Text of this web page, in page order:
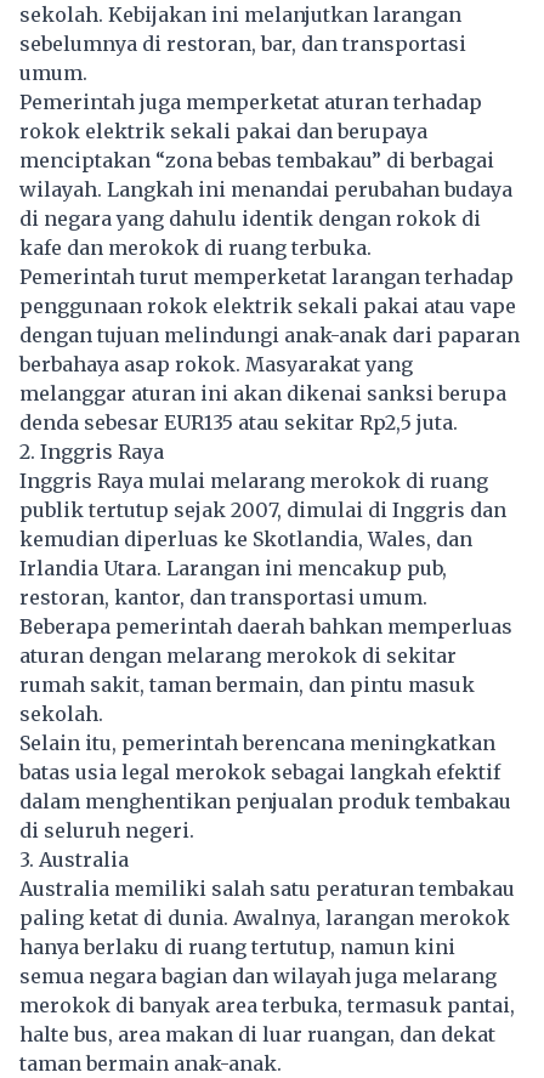
sekolah. Kebijakan ini melanjutkan larangan
sebelumnya di restoran, bar, dan transportasi
umum.
Pemerintah juga memperketat aturan terhadap
rokok elektrik sekali pakai dan berupaya
menciptakan “zona bebas tembakau” di berbagai
wilayah. Langkah ini menandai perubahan budaya
di negara yang dahulu identik dengan rokok di
kafe dan merokok di ruang terbuka.
Pemerintah turut memperketat larangan terhadap
penggunaan rokok elektrik sekali pakai atau vape
dengan tujuan melindungi anak-anak dari paparan
berbahaya asap rokok. Masyarakat yang
melanggar aturan ini akan dikenai sanksi berupa
denda sebesar EUR135 atau sekitar Rp2,5 juta.
2. Inggris Raya
Inggris Raya mulai melarang merokok di ruang
publik tertutup sejak 2007, dimulai di Inggris dan
kemudian diperluas ke Skotlandia, Wales, dan
Irlandia Utara. Larangan ini mencakup pub,
restoran, kantor, dan transportasi umum.
Beberapa pemerintah daerah bahkan memperluas
aturan dengan melarang merokok di sekitar
rumah sakit, taman bermain, dan pintu masuk
sekolah.
Selain itu, pemerintah berencana meningkatkan
batas usia legal merokok sebagai langkah efektif
dalam menghentikan penjualan produk tembakau
di seluruh negeri.
3. Australia
Australia memiliki salah satu peraturan tembakau
paling ketat di dunia. Awalnya, larangan merokok
hanya berlaku di ruang tertutup, namun kini
semua negara bagian dan wilayah juga melarang
merokok di banyak area terbuka, termasuk pantai,
halte bus, area makan di luar ruangan, dan dekat
taman bermain anak-anak.